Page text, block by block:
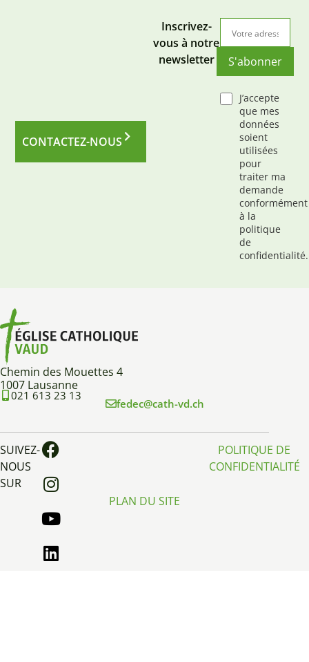
CONTACTEZ-NOUS
Inscrivez-
vous à notre
newsletter
S'abonner
J’accepte
que mes
données
soient
utilisées
pour
traiter ma
demande
conformément
à la
politique
de
confidentialité.
Chemin des Mouettes 4
1007 Lausanne
021 613 23 13
fedec@cath-vd.ch
SUIVEZ-
NOUS
SUR
PLAN DU SITE
POLITIQUE DE
CONFIDENTIALITÉ